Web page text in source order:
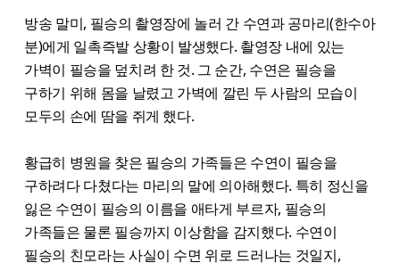
방송 말미, 필승의 촬영장에 놀러 간 수연과 공마리(한수아
분)에게 일촉즉발 상황이 발생했다. 촬영장 내에 있는
가벽이 필승을 덮치려 한 것. 그 순간, 수연은 필승을
구하기 위해 몸을 날렸고 가벽에 깔린 두 사람의 모습이
모두의 손에 땀을 쥐게 했다.
황급히 병원을 찾은 필승의 가족들은 수연이 필승을
구하려다 다쳤다는 마리의 말에 의아해했다. 특히 정신을
잃은 수연이 필승의 이름을 애타게 부르자, 필승의
가족들은 물론 필승까지 이상함을 감지했다. 수연이
필승의 친모라는 사실이 수면 위로 드러나는 것일지,